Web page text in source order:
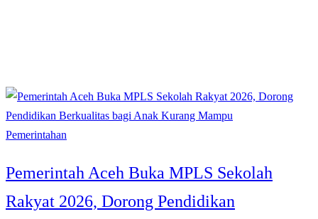
Pemerintahan
Pemerintah Aceh Buka MPLS Sekolah
Rakyat 2026, Dorong Pendidikan